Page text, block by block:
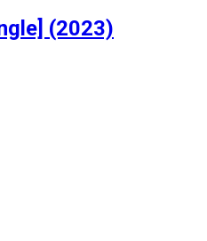
(2023)